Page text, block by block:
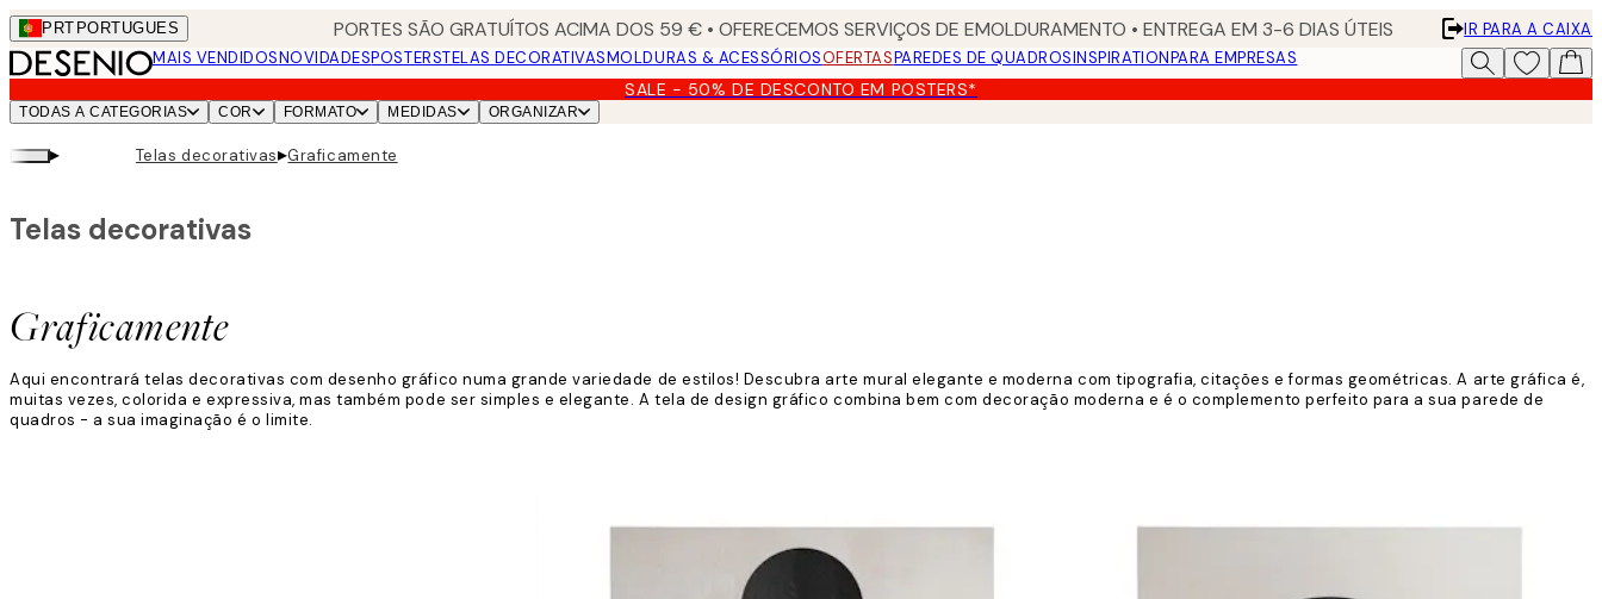
Skip
to
main
content.
PRT PORTUGUES PORTES SÃO GRATUÍTOS ACIMA DOS 59 € • OFERECEMOS SERVIÇOS DE EMOLDURAMENTO • ENTREGA EM 3-6 DIAS ÚTEIS
IR PARA A CAIXA
MAIS VENDIDOSNOVIDADESPOSTERSTELAS DECORATIVASMOLDURAS & ACESSÓRIOSOFERTASPAREDES DE QUADROSINSPIRATIONPARA EMPRESAS
SALE - 50% DE DESCONTO EM POSTERS*
TODAS A CATEGORIAS COR FORMATO MEDIDAS ORGANIZAR
▸ Telas decorativas▸Graficamente
Graficamente
Telas decorativas
Aqui encontrará telas decorativas com desenho gráfico numa grande variedade de estilos! Descubra arte mural elegante e moderna com tipografia, citações e formas geométricas. A arte gráfica é,
muitas vezes, colorida e expressiva, mas também pode ser simples e elegante. A tela de design gráfico combina bem com decoração moderna e é o complemento perfeito para a sua parede de
quadros - a sua imaginação é o limite.